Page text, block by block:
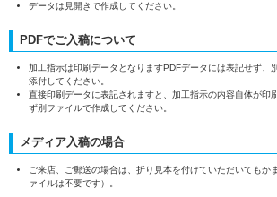
データは見開きで作成してください。
PDFでご入稿について
加工指示は印刷データとなりますPDFデータには表記せず、
添付してください。
直接印刷データに表記されますと、加工指示の内容自体が印
ず別ファイルで作成してください。
メディア入稿の場合
ご来店、ご郵送の場合は、折り見本を付けていただいてもか
ァイルは不要です）。